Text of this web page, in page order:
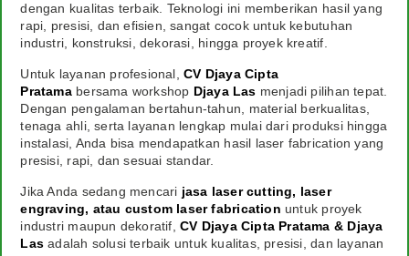
dengan kualitas terbaik. Teknologi ini memberikan hasil yang
rapi, presisi, dan efisien, sangat cocok untuk kebutuhan
industri, konstruksi, dekorasi, hingga proyek kreatif.
Untuk layanan profesional,CV Djaya Cipta
Pratamabersama workshop Djaya Las menjadi pilihan tepat.
Dengan pengalaman bertahun-tahun, material berkualitas,
tenaga ahli, serta layanan lengkap mulai dari produksi hingga
instalasi, Anda bisa mendapatkan hasil laser fabrication yang
presisi, rapi, dan sesuai standar.
Jika Anda sedang mencari jasa laser cutting, laser
engraving, atau custom laser fabrication untuk proyek
industri maupun dekoratif,CV Djaya Cipta Pratama & Djaya
Las adalah solusi terbaik untuk kualitas, presisi, dan layanan